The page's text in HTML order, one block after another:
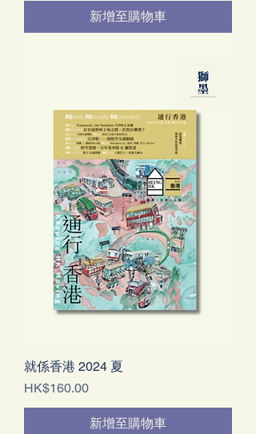
新增至購物車
就係香港 2024 夏
價格
HK$160.00
新增至購物車